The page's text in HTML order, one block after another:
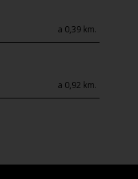
a 0,39 km.
a 0,92 km.